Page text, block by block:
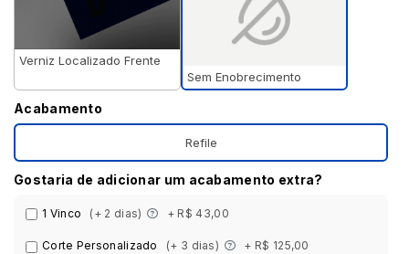
Verniz Localizado Frente
Sem Enobrecimento
Acabamento
Refile
Gostaria de adicionar um acabamento extra?
1 Vinco (+ 2 dias) + R$ 43,00
Corte Personalizado (+ 3 dias) + R$ 125,00